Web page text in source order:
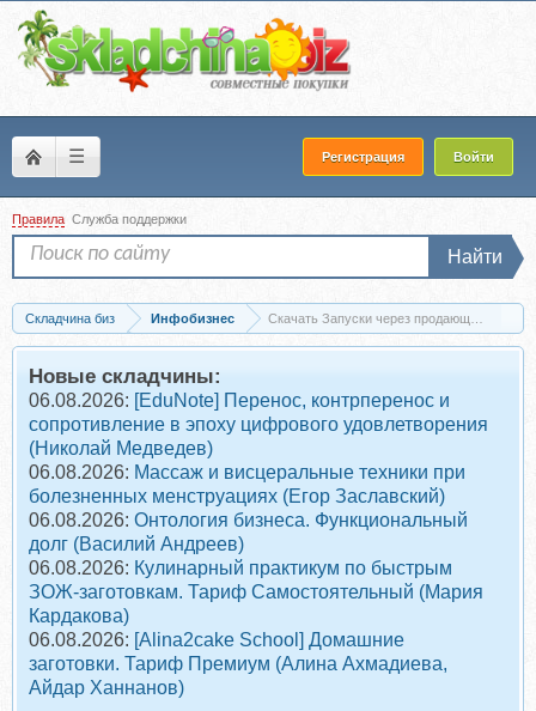
☰ Регистрация Войти
Правила Служба поддержки
Найти
Складчина биз Инфобизнес Скачать Запуски через продающие
Новые складчины:
06.08.2026: [EduNote] Перенос, контрперенос и
сопротивление в эпоху цифрового удовлетворения
(Николай Медведев)
06.08.2026: Массаж и висцеральные техники при
болезненных менструациях (Егор Заславский)
06.08.2026: Онтология бизнеса. Функциональный
долг (Василий Андреев)
06.08.2026: Кулинарный практикум по быстрым
ЗОЖ-заготовкам. Тариф Самостоятельный (Мария
Кардакова)
06.08.2026: [Alina2cake School] Домашние
заготовки. Тариф Премиум (Алина Ахмадиева,
Айдар Ханнанов)